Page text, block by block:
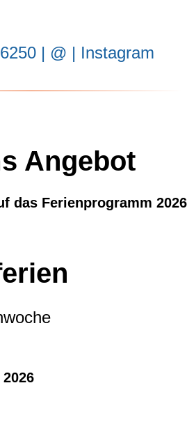
| ‬ @ | Instagram
Angebot
das Ferienprogramm 2026